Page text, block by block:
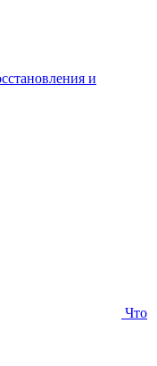
и
Что